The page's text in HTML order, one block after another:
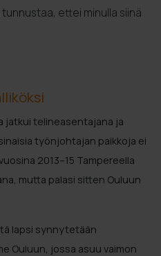
ettei minulla siinä
jatkui telineasentajana ja
työnjohtajan paikkoja ei
2013–15 Tampereella
mutta palasi sitten Ouluun
lapsi synnytetään
Ouluun, jossa asuu vaimon